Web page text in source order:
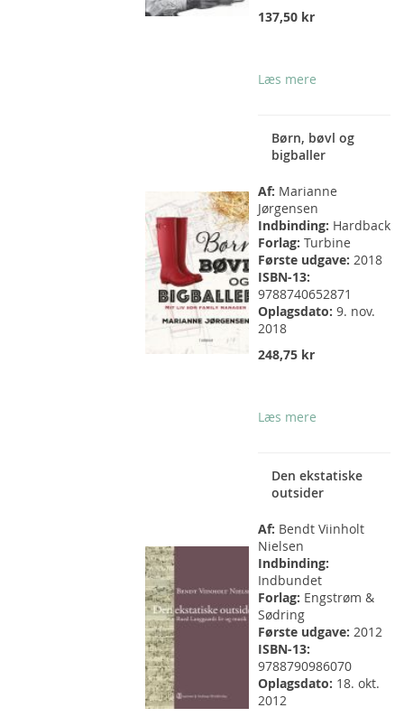
137,50 kr
Læs mere
Børn, bøvl og
bigballer
Af: Marianne
Jørgensen
Indbinding: Hardback
Forlag: Turbine
Første udgave: 2018
ISBN-13:
9788740652871
Oplagsdato: 9. nov.
2018
248,75 kr
Læs mere
Den ekstatiske
outsider
Af: Bendt Viinholt
Nielsen
Indbinding:
Indbundet
Forlag: Engstrøm &
Sødring
Første udgave: 2012
ISBN-13:
9788790986070
Oplagsdato: 18. okt.
2012